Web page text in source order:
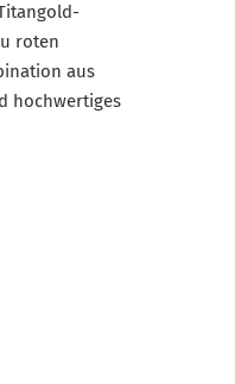
roten
aus
hochwertiges